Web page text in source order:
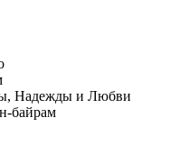
Надежды и Любви
байрам